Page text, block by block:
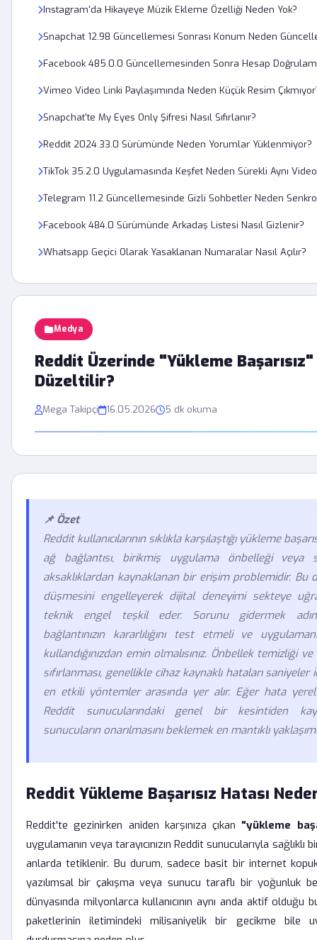
Medya
Reddit Üzerinde "Yükleme Başarısız"
Düzeltilir?
Mega Takipçi 16.05.2026 5 dk okuma
📌 Özet
Reddit kullanıcılarının sıklıkla karşılaştığı yükleme
ağ bağlantısı, birikmiş uygulama önbelleği veya
aksaklıklardan kaynaklanan bir erişim problemidir. Bu
düşmesini engelleyerek dijital deneyimi sekteye
teknik engel teşkil eder. Sorunu gidermek
bağlantınızın kararlılığını test etmeli ve
kullandığınızdan emin olmalısınız. Önbellek temizliği ve
sıfırlanması, genellikle cihaz kaynaklı hataları
en etkili yöntemler arasında yer alır. Eğer hata yerel
Reddit sunucularındaki genel bir kesintiden
sunucuların onarılmasını beklemek en mantıklı
Reddit Yükleme Başarısız Hatası
Reddit'te gezinirken aniden karşınıza çıkan "yükleme
uygulamanın veya tarayıcınızın Reddit sunucularıyla sağlıklı
anlarda tetiklenir. Bu durum, sadece basit bir internet
yazılımsal bir çakışma veya sunucu taraflı bir yoğunluk
dünyasında milyonlarca kullanıcının aynı anda aktif
paketlerinin iletimindeki milisaniyelik bir gecikme bile
Instagram'da Hikayeye Müzik Ekleme Özelliği Neden Yok?
Snapchat 12.98 Güncellemesi Sonrası Konum Neden
Facebook 485.0.0 Güncellemesinden Sonra Hesap
Vimeo Video Linki Paylaşımında Neden Küçük Resim
Snapchat'te My Eyes Only Şifresi Nasıl Sıfırlanır?
Reddit 2024.33.0 Sürümünde Neden Yorumlar Yüklenmiyor?
TikTok 35.2.0 Uygulamasında Keşfet Neden Sürekli Aynı
Telegram 11.2 Güncellemesinde Gizli Sohbetler Neden
Facebook 484.0 Sürümünde Arkadaş Listesi Nasıl Gizlenir?
Whatsapp Geçici Olarak Yasaklanan Numaralar Nasıl Açılır?